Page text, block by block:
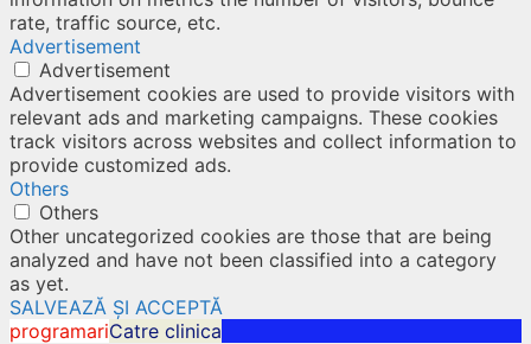
rate, traffic source, etc.
Advertisement
Advertisement
Advertisement cookies are used to provide visitors with
relevant ads and marketing campaigns. These cookies
track visitors across websites and collect information to
provide customized ads.
Others
Others
Other uncategorized cookies are those that are being
analyzed and have not been classified into a category
as yet.
SALVEAZĂ ȘI ACCEPTĂ
programariCatre clinica